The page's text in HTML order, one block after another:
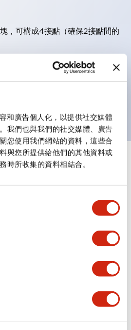
和廣告個人化，以提供社交媒體
我們也與我們的社交媒體、廣告
您使用我們網站的資料，這些合
與您所提供給他們的其他資料或
時所收集的資料相結合。
，可構成4接點（確保2接點間的
段接點塊）、59.9mm（※22段
間設計。